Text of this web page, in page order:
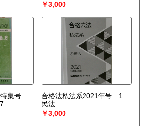
￥3,000
特集号
合格法私法系2021年号 1
民法
￥3,000